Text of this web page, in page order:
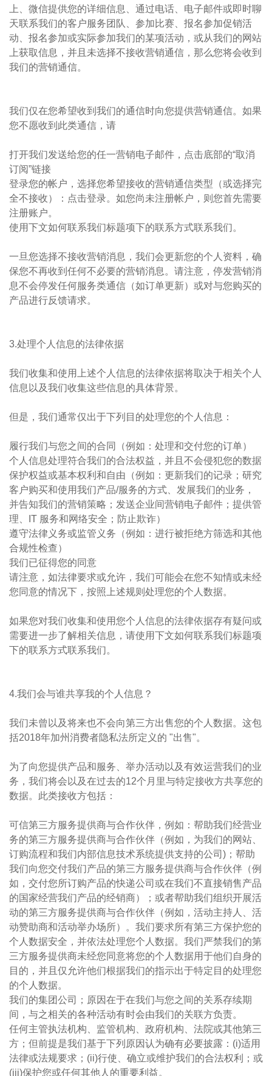
上、微信提供您的详细信息、通过电话、电子邮件或即时聊
天联系我们的客户服务团队、参加比赛、报名参加促销活
动、报名参加或实际参加我们的某项活动，或从我们的网站
上获取信息，并且未选择不接收营销通信，那么您将会收到
我们的营销通信。
我们仅在您希望收到我们的通信时向您提供营销通信。如果
您不愿收到此类通信，请
打开我们发送给您的任一营销电子邮件，点击底部的“取消
订阅”链接
登录您的帐户，选择您希望接收的营销通信类型（或选择完
全不接收）：点击登录。如您尚未注册帐户，则您首先需要
注册账户。
使用下文如何联系我们标题项下的联系方式联系我们。
一旦您选择不接收营销消息，我们会更新您的个人资料，确
保您不再收到任何不必要的营销消息。请注意，停发营销消
息不会停发任何服务类通信（如订单更新）或对与您购买的
产品进行反馈请求。
3.处理个人信息的法律依据
我们收集和使用上述个人信息的法律依据将取决于相关个人
信息以及我们收集这些信息的具体背景。
但是，我们通常仅出于下列目的处理您的个人信息：
履行我们与您之间的合同（例如：处理和交付您的订单）
个人信息处理符合我们的合法权益，并且不会侵犯您的数据
保护权益或基本权利和自由（例如：更新我们的记录；研究
客户购买和使用我们产品/服务的方式、发展我们的业务，
并告知我们的营销策略；发送企业间营销电子邮件；提供管
理、IT 服务和网络安全；防止欺诈）
遵守法律义务或监管义务（例如：进行被拒绝方筛选和其他
合规性检查）
我们已征得您的同意
请注意，如法律要求或允许，我们可能会在您不知情或未经
您同意的情况下，按照上述规则处理您的个人数据。
如果您对我们收集和使用您个人信息的法律依据存有疑问或
需要进一步了解相关信息，请使用下文如何联系我们标题项
下的联系方式联系我们。
4.我们会与谁共享我的个人信息？​
我们未曾以及将来也不会向第三方出售您的个人数据。这包
括2018年加州消费者隐私法所定义的 "出售"。
为了向您提供产品和服务、举办活动以及有效运营我们的业
务，我们将会以及在过去的12个月里与特定接收方共享您的
数据。此类接收方包括：
可信第三方服务提供商与合作伙伴，例如：帮助我们经营业
务的第三方服务提供商与合作伙伴（例如，为我们的网站、
订购流程和我们内部信息技术系统提供支持的公司)；帮助
我们向您交付我们产品的第三方服务提供商与合作伙伴（例
如，交付您所订购产品的快递公司或在我们不直接销售产品
的国家经营我们产品的经销商）；或者帮助我们组织开展活
动的第三方服务提供商与合作伙伴（例如，活动主持人、活
动赞助商和活动举办场所）。我们要求所有第三方保护您的
个人数据安全，并依法处理您个人数据。我们严禁我们的第
三方服务提供商未经您同意将您的个人数据用于他们自身的
目的，并且仅允许他们根据我们的指示出于特定目的处理您
的个人数据。
我们的集团公司；原因在于在我们与您之间的关系存续期
间，与之相关的各种活动有时会由我们的关联方负责。
任何主管执法机构、监管机构、政府机构、法院或其他第三
方；但前提是我们基于下列原因认为确有必要披露：(i)适用
法律或法规要求；(ii)行使、确立或维护我们的合法权利；或
(iii)保护您或任何其他人的重要利益。